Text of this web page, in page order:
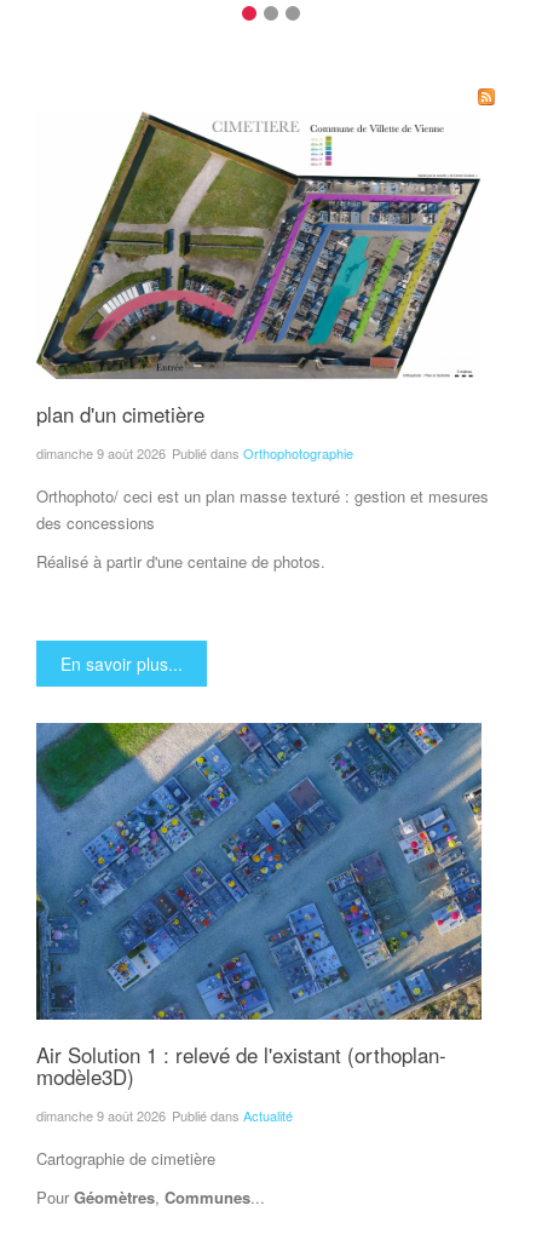
plan d'un cimetière
dimanche 9 août 2026 Publié dans Orthophotographie
Orthophoto/ ceci est un plan masse texturé : gestion et mesures
des concessions
Réalisé à partir d'une centaine de photos.
En savoir plus...
Air Solution 1 : relevé de l'existant (orthoplan-
modèle3D)
dimanche 9 août 2026 Publié dans Actualité
Cartographie de cimetière
Pour Géomètres, Communes...